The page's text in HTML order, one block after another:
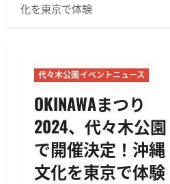
化を東京で体験
代々木公園イベントニュース
OKINAWAまつり
2024、代々木公園
で開催決定！沖縄
文化を東京で体験